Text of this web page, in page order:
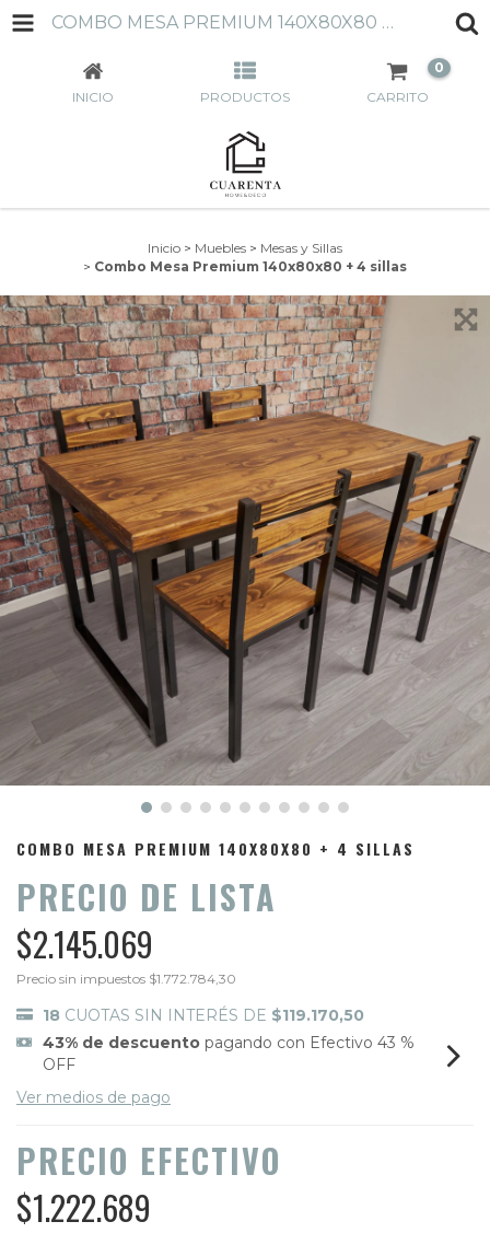
COMBO MESA PREMIUM 140X80X80 + 4 SILLAS
INICIO PRODUCTOS CARRITO
0
Inicio > Muebles > Mesas y Sillas
> Combo Mesa Premium 140x80x80 + 4 sillas
COMBO MESA PREMIUM 140X80X80 + 4 SILLAS
PRECIO DE LISTA
$2.145.069
Precio sin impuestos $1.772.784,30
18 CUOTAS SIN INTERÉS DE $119.170,50
43% de descuento pagando con Efectivo 43 %
OFF
Ver medios de pago
PRECIO EFECTIVO
$1.222.689